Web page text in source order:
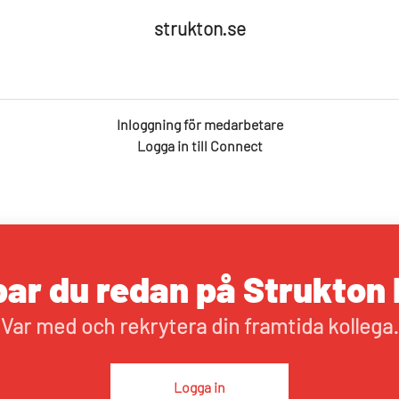
strukton.se
Inloggning för medarbetare
Logga in till Connect
du redan på Strukton
Var med och rekrytera din framtida kollega.
Logga in